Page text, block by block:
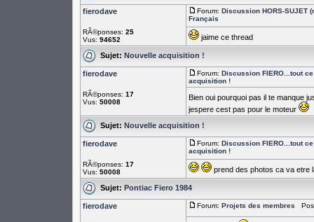
fierodave
RÃ©ponses: 25
Vus: 94652
Forum: Discussion HORS-SUJET
Français
jaime ce thread
Sujet: Nouvelle acquisition !
fierodave
RÃ©ponses: 17
Vus: 50008
Forum: Discussion FIERO...tout
acquisition !
Bien oui pourquoi pas il te manque
jespere cest pas pour le moteur
Sujet: Nouvelle acquisition !
fierodave
RÃ©ponses: 17
Vus: 50008
Forum: Discussion FIERO...tout
acquisition !
prend des photos ca va etre
Sujet: Pontiac Fiero 1984
fierodave Forum: Projets des membres